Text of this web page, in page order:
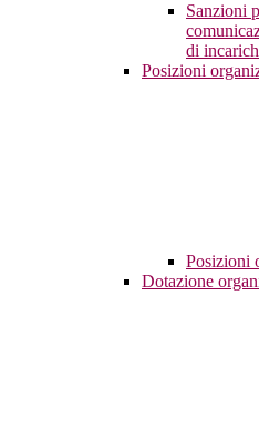
Sanzioni
di
Posizioni
Posizioni
Dotazione